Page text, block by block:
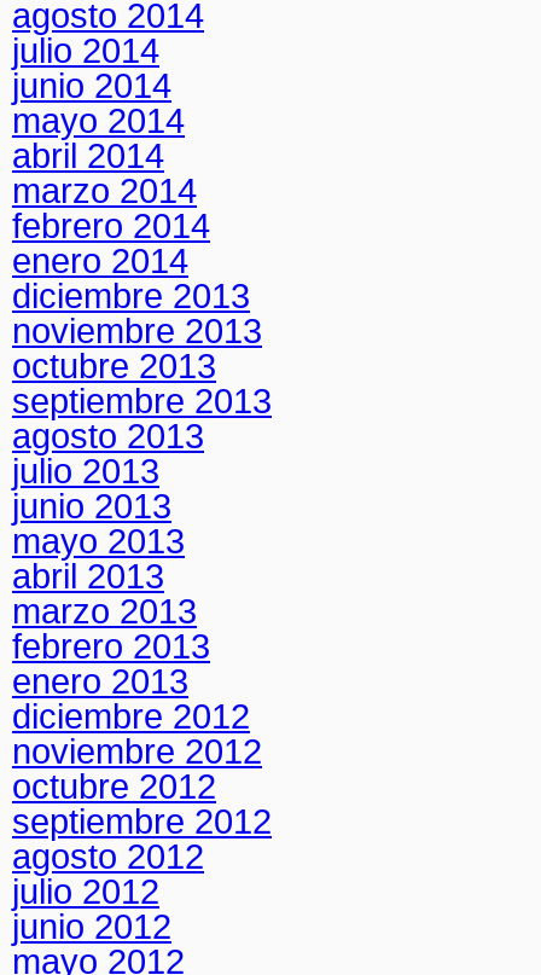
agosto 2014
julio 2014
junio 2014
mayo 2014
abril 2014
marzo 2014
febrero 2014
enero 2014
diciembre 2013
noviembre 2013
octubre 2013
septiembre 2013
agosto 2013
julio 2013
junio 2013
mayo 2013
abril 2013
marzo 2013
febrero 2013
enero 2013
diciembre 2012
noviembre 2012
octubre 2012
septiembre 2012
agosto 2012
julio 2012
junio 2012
mayo 2012